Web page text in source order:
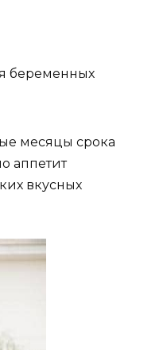
беременных
месяцы срока
аппетит
вкусных